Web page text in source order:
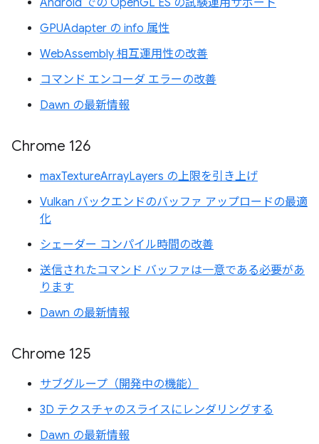
Android での OpenGL ES の試験運用サポート
GPUAdapter の info 属性
WebAssembly 相互運用性の改善
コマンド エンコーダ エラーの改善
Dawn の最新情報
Chrome 126
maxTextureArrayLayers の上限を引き上げ
Vulkan バックエンドのバッファ アップロードの最適
化
シェーダー コンパイル時間の改善
送信されたコマンド バッファは一意である必要があ
ります
Dawn の最新情報
Chrome 125
サブグループ（開発中の機能）
3D テクスチャのスライスにレンダリングする
Dawn の最新情報